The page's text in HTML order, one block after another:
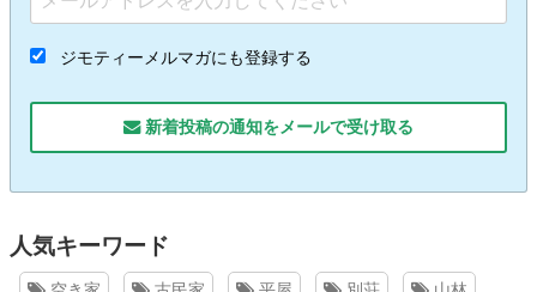
ジモティーメルマガにも登録する
新着投稿の通知をメールで受け取る
人気キーワード